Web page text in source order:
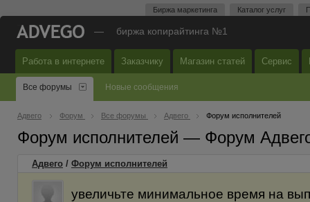
Биржа маркетинга Каталог услуг
— биржа копирайтинга №1
Работа в интернете Заказчику Магазин статей Сервис
Все форумы Новые сообщения
Адвего Форум Все форумы Адвего Форум исполнителей
Форум исполнителей — Форум
Адвего / Форум исполнителей
увеличьте минимальное время на